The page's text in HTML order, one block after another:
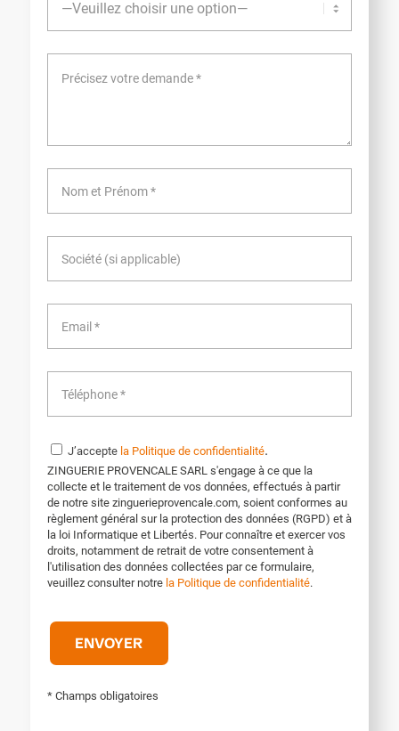
J’accepte la Politique de confidentialité.
ZINGUERIE PROVENCALE SARL s'engage à ce que la
collecte et le traitement de vos données, effectués à partir
de notre site zinguerieprovencale.com, soient conformes au
règlement général sur la protection des données (RGPD) et à
la loi Informatique et Libertés. Pour connaître et exercer vos
droits, notamment de retrait de votre consentement à
l'utilisation des données collectées par ce formulaire,
veuillez consulter notre la Politique de confidentialité.
* Champs obligatoires